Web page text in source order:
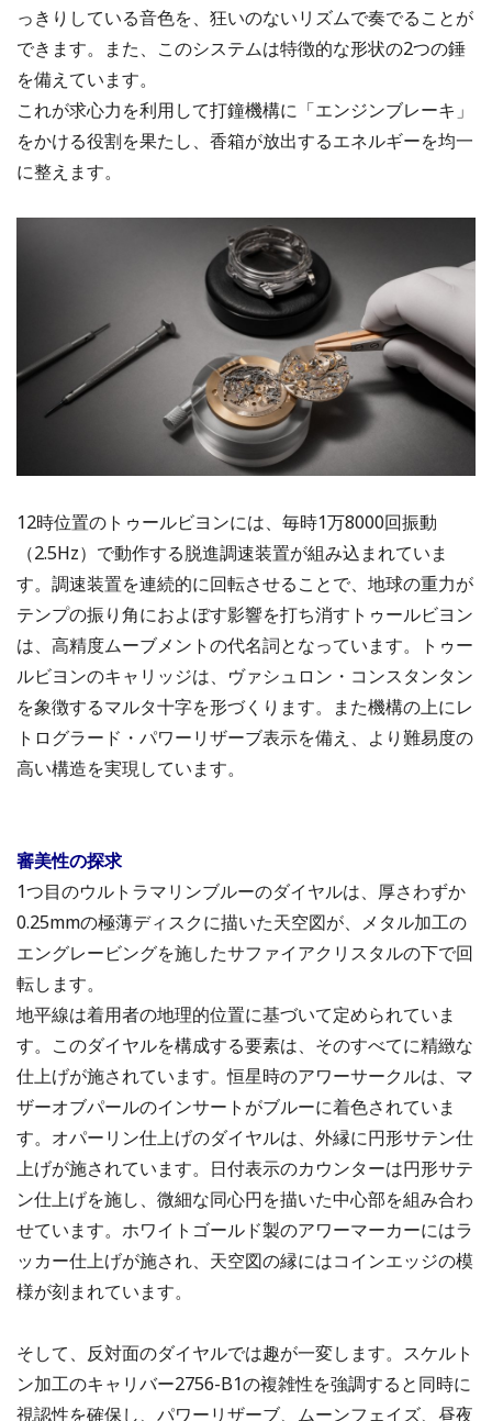
っきりしている音色を、狂いのないリズムで奏でることが
できます。また、このシステムは特徴的な形状の2つの錘
を備えています。
これが求心力を利用して打鐘機構に「エンジンブレーキ」
をかける役割を果たし、香箱が放出するエネルギーを均一
に整えます。
12時位置のトゥールビヨンには、毎時1万8000回振動
（2.5Hz）で動作する脱進調速装置が組み込まれていま
す。調速装置を連続的に回転させることで、地球の重力が
テンプの振り角におよぼす影響を打ち消すトゥールビヨン
は、高精度ムーブメントの代名詞となっています。トゥー
ルビヨンのキャリッジは、ヴァシュロン・コンスタンタン
を象徴するマルタ十字を形づくります。また機構の上にレ
トログラード・パワーリザーブ表示を備え、より難易度の
高い構造を実現しています。
審美性の探求
1つ目のウルトラマリンブルーのダイヤルは、厚さわずか
0.25mmの極薄ディスクに描いた天空図が、メタル加工の
エングレービングを施したサファイアクリスタルの下で回
転します。
地平線は着用者の地理的位置に基づいて定められていま
す。このダイヤルを構成する要素は、そのすべてに精緻な
仕上げが施されています。恒星時のアワーサークルは、マ
ザーオブパールのインサートがブルーに着色されていま
す。オパーリン仕上げのダイヤルは、外縁に円形サテン仕
上げが施されています。日付表示のカウンターは円形サテ
ン仕上げを施し、微細な同心円を描いた中心部を組み合わ
せています。ホワイトゴールド製のアワーマーカーにはラ
ッカー仕上げが施され、天空図の縁にはコインエッジの模
様が刻まれています。
そして、反対面のダイヤルでは趣が一変します。スケルト
ン加工のキャリバー2756-B1の複雑性を強調すると同時に
視認性を確保し、パワーリザーブ、ムーンフェイズ、昼夜